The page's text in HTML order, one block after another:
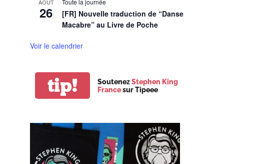
AOÛT
26
Toute la journée
[FR] Nouvelle traduction de “Danse
Macabre” au Livre de Poche
Voir le calendrier
tip! SoutenezStephen King
Francesur Tipeee